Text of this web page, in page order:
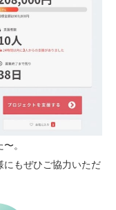
。
もぜひご協力いただ